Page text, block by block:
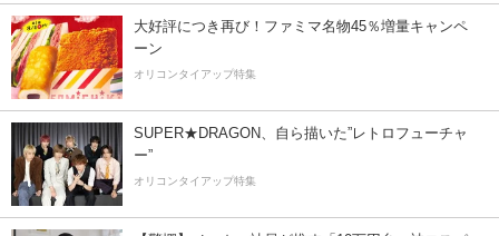
大好評につき再び！ファミマ名物45％増量キャンペ
ーン
オリコンタイアップ特集
SUPER★DRAGON、自ら描いた”レトロフューチャ
ー”
オリコンタイアップ特集